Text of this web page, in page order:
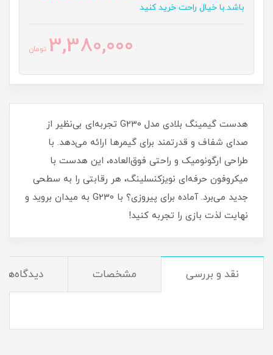
باشد.با خیال راحت خرید کنید
3,380,000 تومان
هدست گیمینگ بلادی مدل G230 تجربه‌ای بی‌نظیر از
صدای شفاف و قدرتمند برای گیمرها ارائه می‌دهد. با
طراحی ارگونومیک و راحتی فوق‌العاده، این هدست با
میکروفون حرفه‌ای نویزکنسلینگ، هر رقابتی را به سطحی
جدید می‌برد. آماده برای پیروزی؟ با G230 به میدان بروید و
نهایت لذت بازی را تجربه کنید!
نقد و بررسی مشخصات دیدگاه‌ها